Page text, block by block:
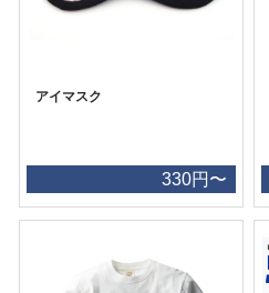
アイマスク
330円〜